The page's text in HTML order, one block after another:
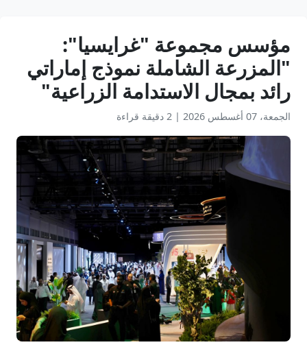
مؤسس مجموعة "غرايسيا":
"المزرعة الشاملة نموذج إماراتي
رائد بمجال الاستدامة الزراعية"
الجمعة، 07 أغسطس 2026 | 2 دقيقة قراءة